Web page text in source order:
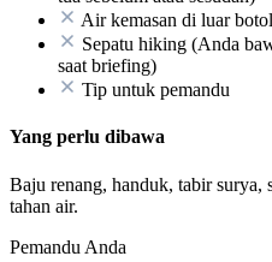
Air kemasan di luar
Sepatu hiking (Anda
saat briefing)
Tip untuk pemandu
Yang perlu dibawa
Baju renang, handuk, tabir surya,
tahan air.
Pemandu Anda